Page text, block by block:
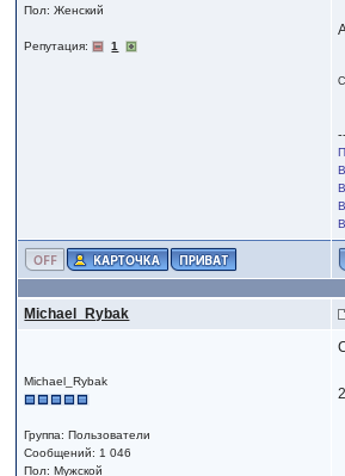
Пол: Женский
Репутация: 1
Michael_Rybak
Michael_Rybak
Группа: Пользователи
Сообщений: 1 046
Пол: Мужской